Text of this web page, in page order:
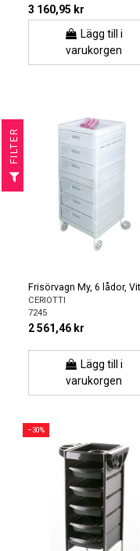
3 160,95 kr
Lägg till i
varukorgen
Frisörvagn My, 6 lådor, Vit
CERIOTTI
7245
2 561,46 kr
Lägg till i
varukorgen
−30%
R